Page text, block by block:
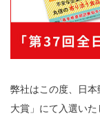
弊社はこの度、日
大賞」にて入選いた